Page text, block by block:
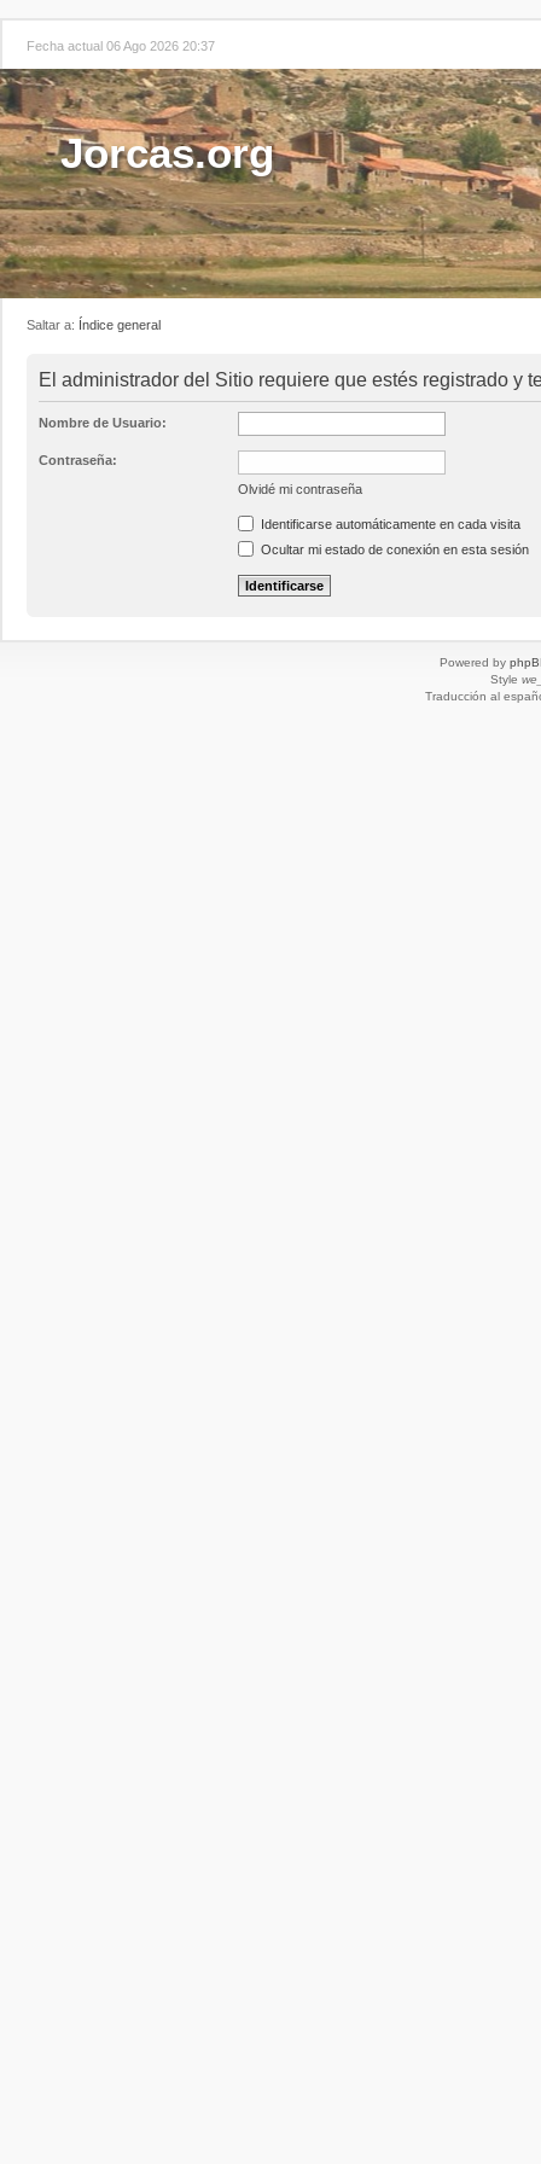
Fecha actual 06 Ago 2026 20:37
Jorcas.org
Saltar a: Índice general
El administrador del Sitio requiere que estés registrado y
Nombre de Usuario:
Contraseña:
Olvidé mi contraseña
Identificarse automáticamente en cada visita
Ocultar mi estado de conexión en esta sesión
Powered by
Style
Traducción al